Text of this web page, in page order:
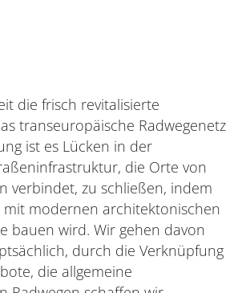
die frisch revitalisierte
transeuropäische Radwegenetz
ist es Lücken in der
die Orte von
verbindet, zu schließen, indem
modernen architektonischen
bauen wird. Wir gehen davon
durch die Verknüpfung
die allgemeine